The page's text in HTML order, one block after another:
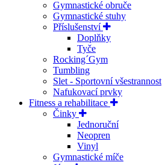
Gymnastické obruče
Gymnastické stuhy
Příslušenství
Doplňky
Tyče
Rocking´Gym
Tumbling
Slet - Sportovní všestrannost
Nafukovací prvky
Fitness a rehabilitace
Činky
Jednoruční
Neopren
Vinyl
Gymnastické míče